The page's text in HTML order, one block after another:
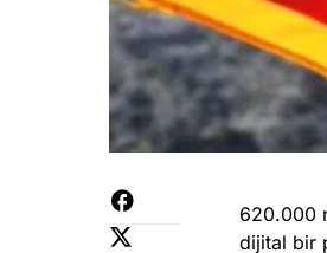
620.000
dijital bir